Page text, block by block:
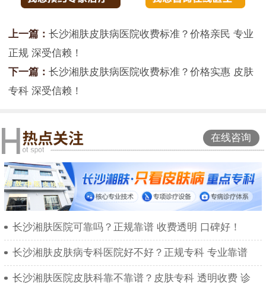
上一篇： 长沙湘肤皮肤病医院收费标准？价格亲民 专业
正规 深受信赖！
下一篇： 长沙湘肤皮肤病医院收费标准？价格实惠 皮肤
专科 深受信赖！
在线咨询
长沙湘肤医院可靠吗？正规靠谱 收费透明 口碑好！
长沙湘肤皮肤病专科医院好不好？正规专科 专业靠谱
长沙湘肤医院皮肤科靠不靠谱？皮肤专科 透明收费 诊